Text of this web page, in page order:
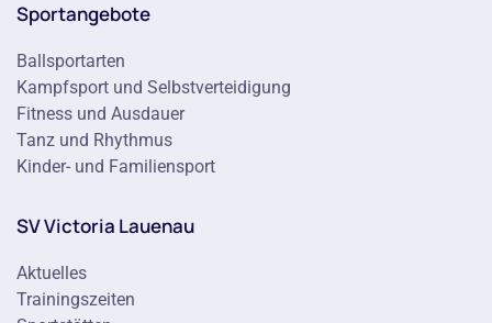
Sportangebote
Ballsportarten
Kampfsport und Selbstverteidigung
Fitness und Ausdauer
Tanz und Rhythmus
Kinder- und Familiensport
SV Victoria Lauenau
Aktuelles
Trainingszeiten